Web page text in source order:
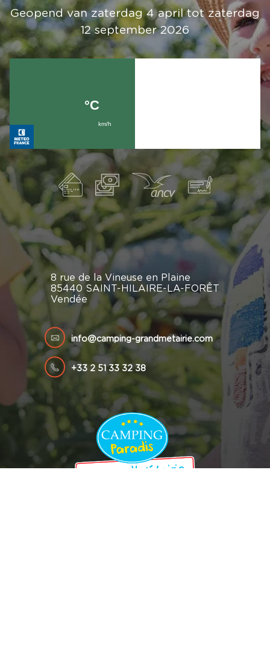
Geopend van zaterdag 4 april tot zaterdag
12 september 2026
8 rue de la Vineuse en Plaine
85440 SAINT-HILAIRE-LA-FORÊT
Vendée
info@camping-grandmetairie.com
+33 2 51 33 32 38